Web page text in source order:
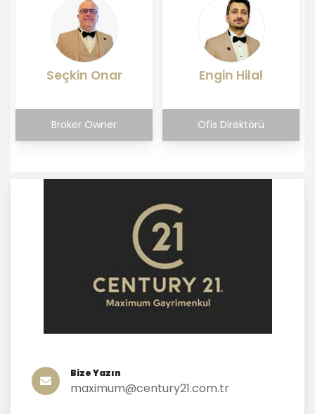
Bize Yazın
maximum@century21.com.tr
Seçkin Onar
Broker Owner
Engin Hilal
Ofis Direktörü